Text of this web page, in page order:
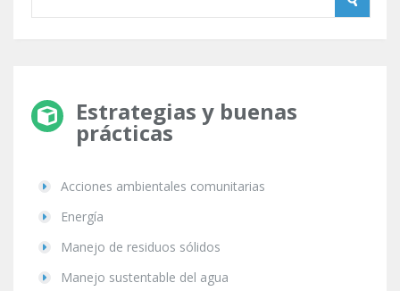
Estrategias y buenas
prácticas
Acciones ambientales comunitarias
Energía
Manejo de residuos sólidos
Manejo sustentable del agua